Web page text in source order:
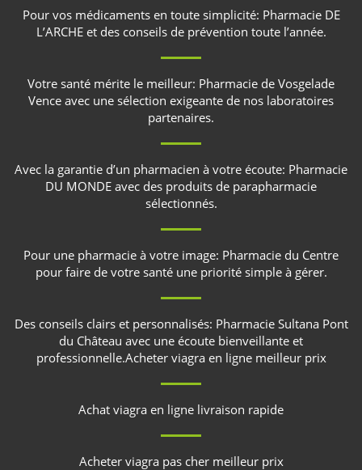
Pour vos médicaments en toute simplicité: Pharmacie DE
L’ARCHEet des conseils de prévention toute l’année.
Votre santé mérite le meilleur: Pharmacie de Vosgelade
Vence avec une sélection exigeante de nos laboratoires
partenaires.
Avec la garantie d’un pharmacien à votre écoute: Pharmacie
DU MONDE avec des produits de parapharmacie
sélectionnés.
Pour une pharmacie à votre image: Pharmacie du Centre
pour faire de votre santé une priorité simple à gérer.
Des conseils clairs et personnalisés: Pharmacie Sultana Pont
du Château avec une écoute bienveillante et
professionnelle.Acheter viagra en ligne meilleur prix
Achat viagra en ligne livraison rapide
Acheter viagra pas cher meilleur prix